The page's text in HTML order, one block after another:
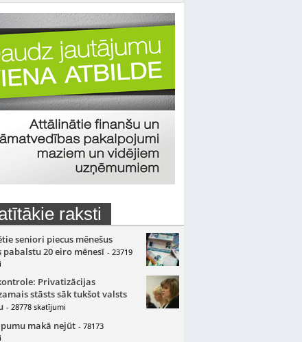
raksti
seniori piecus mēnešus
pabalstu 20 eiro mēnesī - 23719
Privatizācijas
stāsts sāk tukšot valsts
- 28778 skatījumi
makā nejūt - 78173